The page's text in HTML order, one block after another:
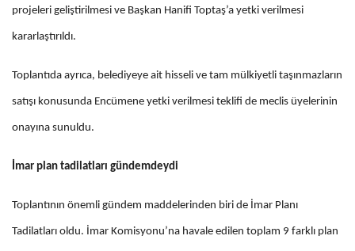
projeleri geliştirilmesi ve Başkan Hanifi Toptaş’a yetki verilmesi
kararlaştırıldı.
Toplantıda ayrıca, belediyeye ait hisseli ve tam mülkiyetli taşınmazların
satışı konusunda Encümene yetki verilmesi teklifi de meclis üyelerinin
onayına sunuldu.
İmar plan tadilatları gündemdeydi
Toplantının önemli gündem maddelerinden biri de İmar Planı
Tadilatları oldu. İmar Komisyonu’na havale edilen toplam 9 farklı plan